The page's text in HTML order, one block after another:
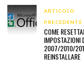
ARTICOLO
PRECEDENTE
COME
IMPOSTAZIONI
2007/2010/
REINSTALLARE